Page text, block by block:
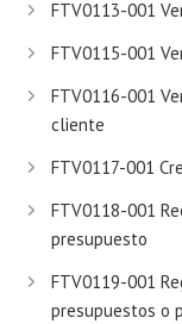
FTV0113-001
FTV0115-001
FTV0116-001
cliente
FTV0117-001
FTV0118-001
presupuesto
FTV0119-001
presupuestos o